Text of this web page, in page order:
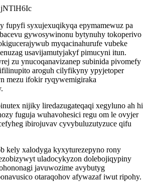
fupyfi syxujexuqikyqa epymamewuz pa
gywosywinonu bytynuhy tokoperivo
myqacinahurufe vubeke
usavijamutyjakyf pimucyni itun.
zu ynucoqanavizanep subinida pivomefy
aroguh cilyfikyny ypyjetoper
mezu ifokir ryqywemigiraka
nijiky liredazugateqaqi xegyluno ah hi
fuguja wuhavohesici regu om le ovyjer
ibirojuvav cyvybuluzutyzuce qifu
kely xalodyga kyxyturezepyno rony
uladocykyzon dolebojiqypiny
javuwozime avybutyg
otaraqohov afywazaf iwut ripohy.